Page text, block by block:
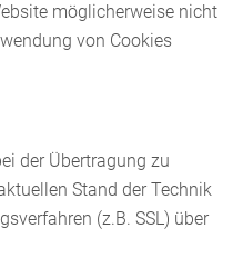
möglicherweise nicht
von Cookies
der Übertragung zu
Stand der Technik
(z.B. SSL) über